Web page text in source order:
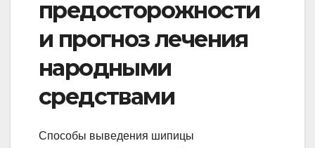
предосторожности
и прогноз лечения
народными
средствами
Способы выведения шипицы